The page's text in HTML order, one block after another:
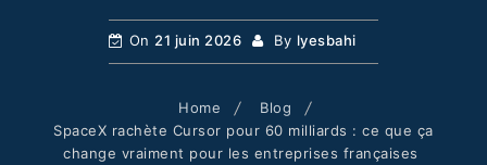
On 21 juin 2026 By lyesbahi
Home
Blog
SpaceX rachète Cursor pour 60 milliards : ce que ça
change vraiment pour les entreprises françaises